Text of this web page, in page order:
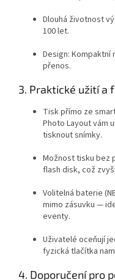
Dlouhá životnost
100 let.
Design:
přenos.
3. Praktické užití a
Tisk přímo ze
Photo Layout vám
tisknout snímky.
Možnost tisku bez
flash disk, což
Volitelná baterie
mimo zásuvku —
eventy.
Uživatelé oceňují
fyzická tlačítka
4. Doporučení pro